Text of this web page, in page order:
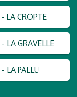
- LA CROPTE
- LA GRAVELLE
- LA PALLU